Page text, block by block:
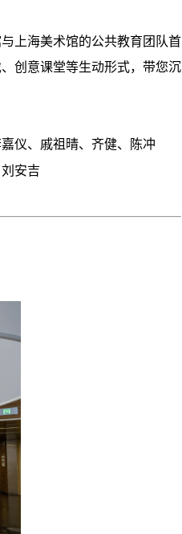
上海美术馆的公共教育团队首
创意课堂等生动形式，带您沉
仪、戚祖晴、齐健、陈冲
安吉